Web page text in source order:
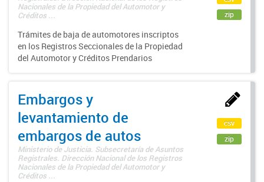
Nacionales de la Propiedad del Automotor y
Créditos ...
Trámites de baja de automotores inscriptos
en los Registros Seccionales de la Propiedad
del Automotor y Créditos Prendarios
zip
Embargos y
levantamiento de
embargos de autos
Ministerio de Justicia. Subsecretaría de Asuntos
Registrales. Dirección Nacional de los Registros
Nacionales de la Propiedad del Automotor y
Créditos ...
csv
zip